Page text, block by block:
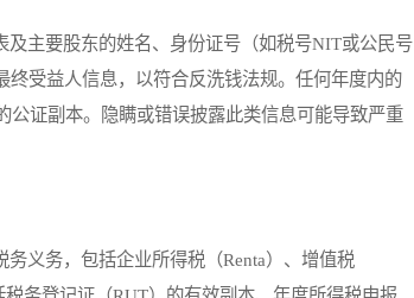
主要股东的姓名、身份证号（如税号NIT或公民号
受益人信息，以符合反洗钱法规。任何年度内的
证副本。隐瞒或错误披露此类信息可能导致严重
义务，包括企业所得税（Renta）、增值税